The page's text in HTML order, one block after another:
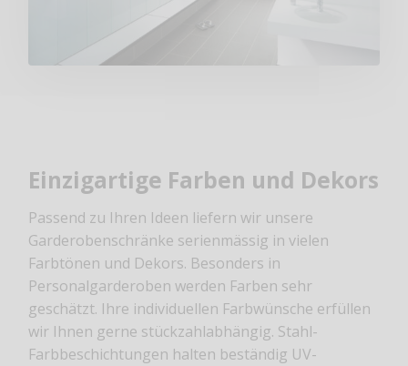
Einzigartige Farben und Dekors
Passend zu Ihren Ideen liefern wir unsere
Garderobenschränke serienmässig in vielen
Farbtönen und Dekors. Besonders in
Personalgarderoben werden Farben sehr
geschätzt. Ihre individuellen Farbwünsche erfüllen
wir Ihnen gerne stückzahlabhängig. Stahl-
Farbbeschichtungen halten beständig UV-